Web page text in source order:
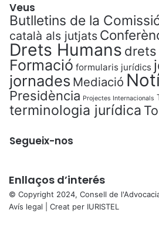
Veus
Butlletins de la
català als jutjats
Drets Humans drets
Formació formularis jurídics
jornades Mediació
Presidència Projectes Internacionals
terminologia jurídica
Segueix-nos
Enllaços d’interés
© Copyright 2024, Consell de
Avís legal | Creat per IURISTEL